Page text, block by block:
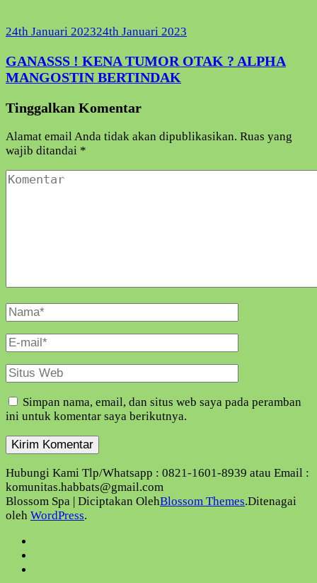
24th Januari 202324th Januari 2023
GANASSS ! KENA TUMOR OTAK ? ALPHA
MANGOSTIN BERTINDAK
Tinggalkan Komentar
Alamat email Anda tidak akan dipublikasikan. Ruas yang
wajib ditandai *
Komentar
Nama
Lengkap
E-
Mail
Situs
Web
Simpan nama, email, dan situs web saya pada peramban
ini untuk komentar saya berikutnya.
Hubungi Kami Tlp/Whatsapp : 0821-1601-8939 atau Email :
komunitas.habbats@gmail.com
Blossom Spa | Diciptakan OlehBlossom Themes.Ditenagai
oleh WordPress.